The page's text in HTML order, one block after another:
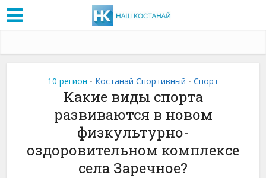
10 регион • Костанай Спортивный • Спорт
Какие виды спорта
развиваются в новом
физкультурно-
оздоровительном комплексе
села Заречное?